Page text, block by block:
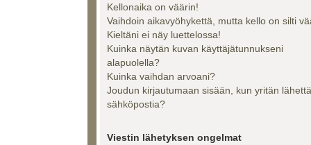
Kellonaika on väärin!
Vaihdoin aikavyöhykettä, mutta kello on silti
Kieltäni ei näy luettelossa!
Kuinka näytän kuvan käyttäjätunnukseni
alapuolella?
Kuinka vaihdan arvoani?
Joudun kirjautumaan sisään, kun yritän
sähköpostia?
Viestin lähetyksen ongelmat